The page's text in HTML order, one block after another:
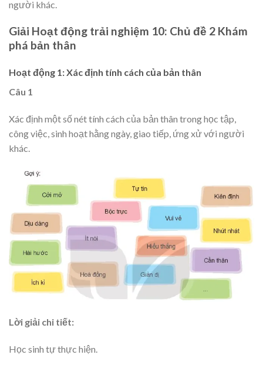
người khác.
Giải Hoạt động trải nghiệm 10: Chủ đề 2 Khám
phá bản thân
Hoạt động 1: Xác định tính cách của bản thân
Câu 1
Xác định một số nét tính cách của bản thân trong học tập,
công việc, sinh hoạt hằng ngày, giao tiếp, ứng xử với người
khác.
Lời giải chi tiết:
Học sinh tự thực hiện.